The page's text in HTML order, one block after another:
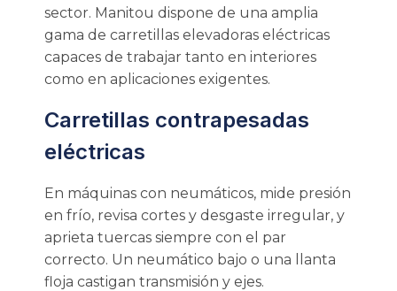
sector. Manitou dispone de una amplia
gama de carretillas elevadoras eléctricas
capaces de trabajar tanto en interiores
como en aplicaciones exigentes.
Carretillas contrapesadas
eléctricas
En máquinas con neumáticos, mide presión
en frío, revisa cortes y desgaste irregular, y
aprieta tuercas siempre con el par
correcto. Un neumático bajo o una llanta
floja castigan transmisión y ejes.